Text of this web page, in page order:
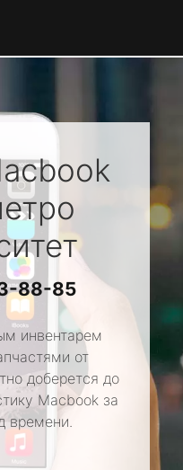
88-85
инвентарем
от
доберется до
Macbook за
времени.